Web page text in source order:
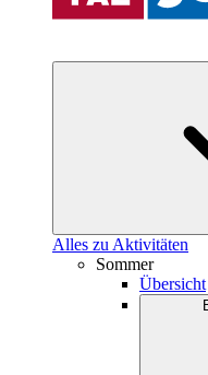
Alles zu Aktivitäten
Sommer
Übersicht